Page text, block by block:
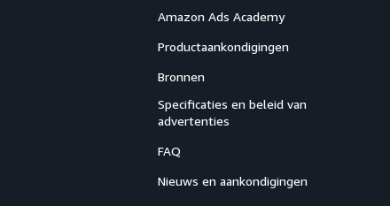
Amazon Ads Academy
Productaankondigingen
Bronnen
Specificaties en beleid van
advertenties
FAQ
Nieuws en aankondigingen